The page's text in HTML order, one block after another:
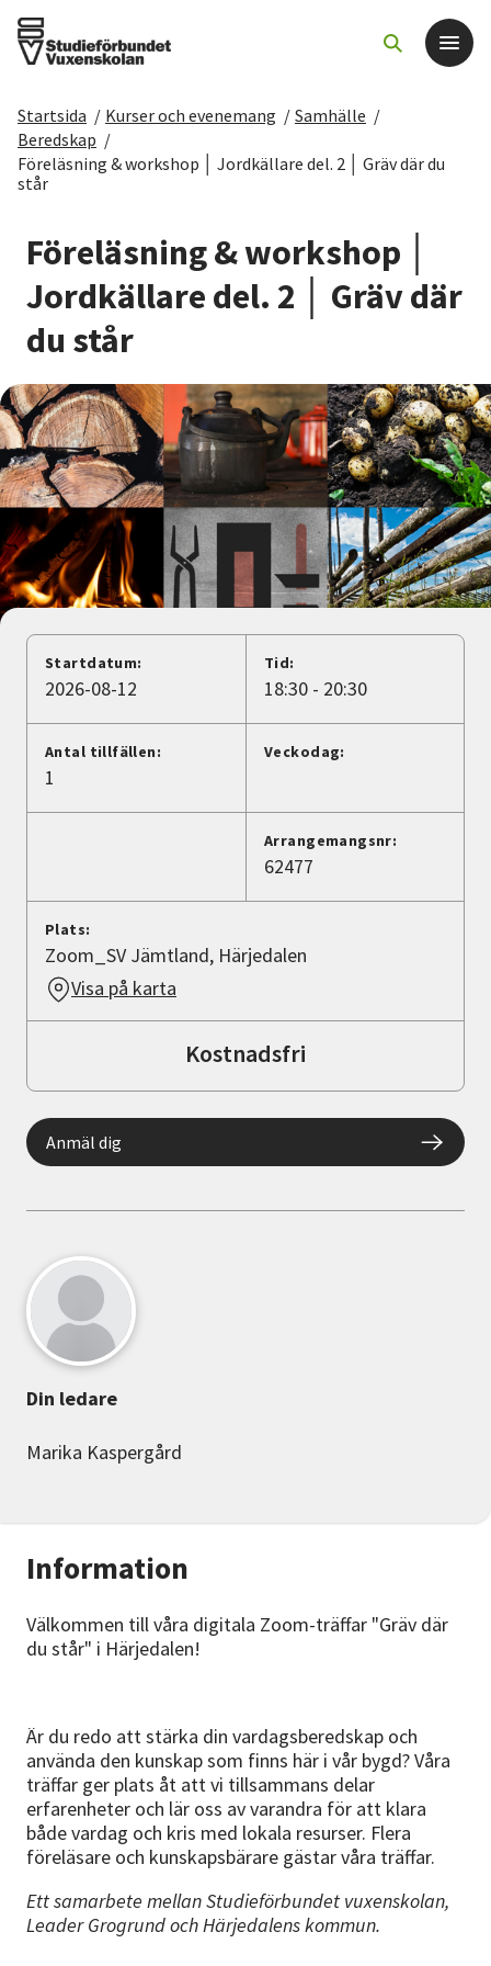
Det här gör vi
Sök kurser och evenemang
Om SV
Starta studiecirkel
Cirkelledare
Nyheter
Avdelningar
Lyssna
Startsida / Kurser och evenemang / Samhälle /
Beredskap /
Föreläsning & workshop │ Jordkällare del. 2 │ Gräv där du
står
Föreläsning & workshop │
Jordkällare del. 2 │ Gräv där
du står
Information
Välkommen till våra digitala Zoom-träffar "Gräv där
du står" i Härjedalen!
Är du redo att stärka din vardagsberedskap och
använda den kunskap som finns här i vår bygd? Våra
träffar ger plats åt att vi tillsammans delar
erfarenheter och lär oss av varandra för att klara
både vardag och kris med lokala resurser. Flera
föreläsare och kunskapsbärare gästar våra träffar.
Ett samarbete mellan Studieförbundet vuxenskolan,
Leader Grogrund och Härjedalens kommun.
Startdatum:
2026-08-12
Tid:
18:30 - 20:30
Antal tillfällen:
1
Veckodag:
Arrangemangsnr:
62477
Plats:
Zoom_SV Jämtland, Härjedalen
Visa på karta
Kostnadsfri
Anmäl dig
Din ledare
Marika Kaspergård